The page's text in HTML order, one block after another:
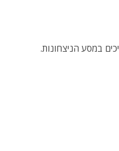
במסע הניצחונות.